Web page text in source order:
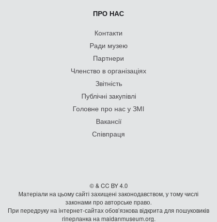
ПРО НАС
Контакти
Ради музею
Партнери
Членство в організаціях
Звітність
Публічні закупівлі
Головне про нас у ЗМІ
Вакансії
Співпраця
© & CC BY 4.0
Матеріали на цьому сайті захищені законодавством, у тому числі
законами про авторське право.
При передруку на iнтернет-сайтах обов’язкова відкрита для пошуковиків
гiперланка на maidanmuseum.org.